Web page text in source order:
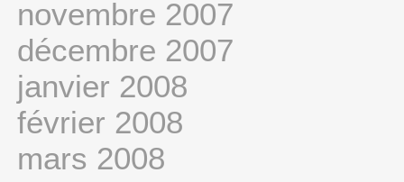
novembre 2007
décembre 2007
janvier 2008
février 2008
mars 2008